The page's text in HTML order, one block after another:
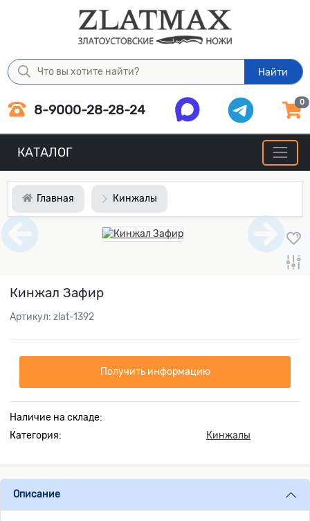
Найти
8-9000-28-28-24 0
КАТАЛОГ
Главная Кинжалы
Кинжал Зафир
Артикул: zlat-1392
Получить информацию
Наличие на складе:
Категория:
Кинжалы
Описание